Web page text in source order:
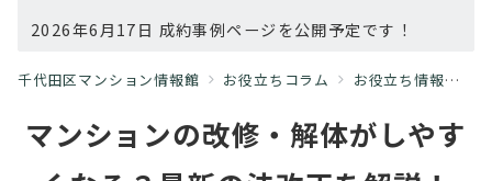
2026年6月17日 成約事例ページを公開予定です！
千代田区マンション情報館 お役立ちコラム お役立ち情報
マンションの改修・解体がしやす